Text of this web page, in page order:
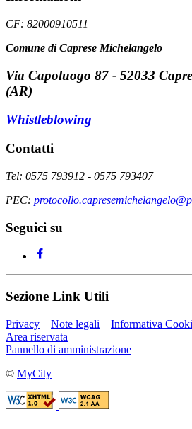
CF: 82000910511
Comune di Caprese Michelangelo
Via Capoluogo 87 - 52033
(AR)
Whistleblowing
Contatti
Tel: 0575 793912 - 0575 793407
PEC:
Seguici su
Sezione Link Utili
Privacy Note legali
Informativa
Area riservata
Pannello di amministrazione
© MyCity